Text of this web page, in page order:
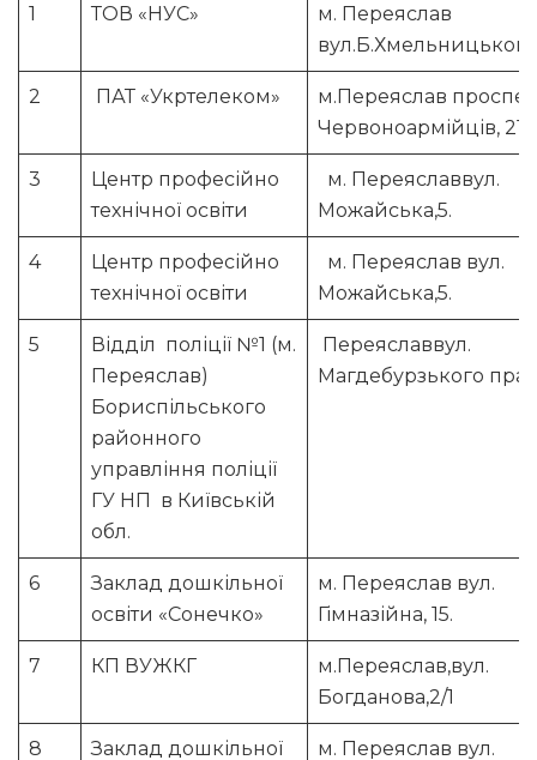
1 ТОВ «НУС»
м. Переяслав
2 ПАТ «Укртелеком»
м.Переяслав
Червоноармійців, 21/
3
Центр професійно
технічної освіти
м. Переяславвул.
Можайська,5.
4
Центр професійно
технічної освіти
м. Переяслав вул.
Можайська,5.
5
Відділ поліції №1 (м.
Переяслав)
Бориспільського
районного
управління поліції
ГУ НП в Київській
обл.
Переяславвул.
Магдебурзького
6
Заклад дошкільної
освіти «Сонечко»
м. Переяслав вул.
Гімназійна, 15.
7 КП ВУЖКГ
м.Переяслав,вул.
Богданова,2/1
8 Заклад дошкільної м. Переяслав вул.